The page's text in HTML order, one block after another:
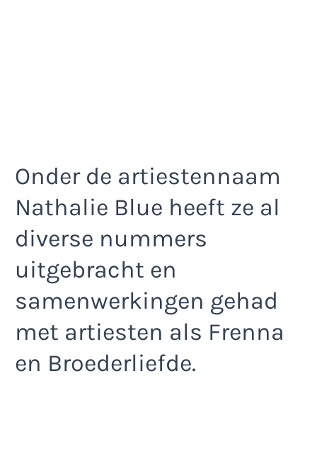
Onder de artiestennaam
Nathalie Blue heeft ze al
diverse nummers
uitgebracht en
samenwerkingen gehad
met artiesten als Frenna
en Broederliefde.